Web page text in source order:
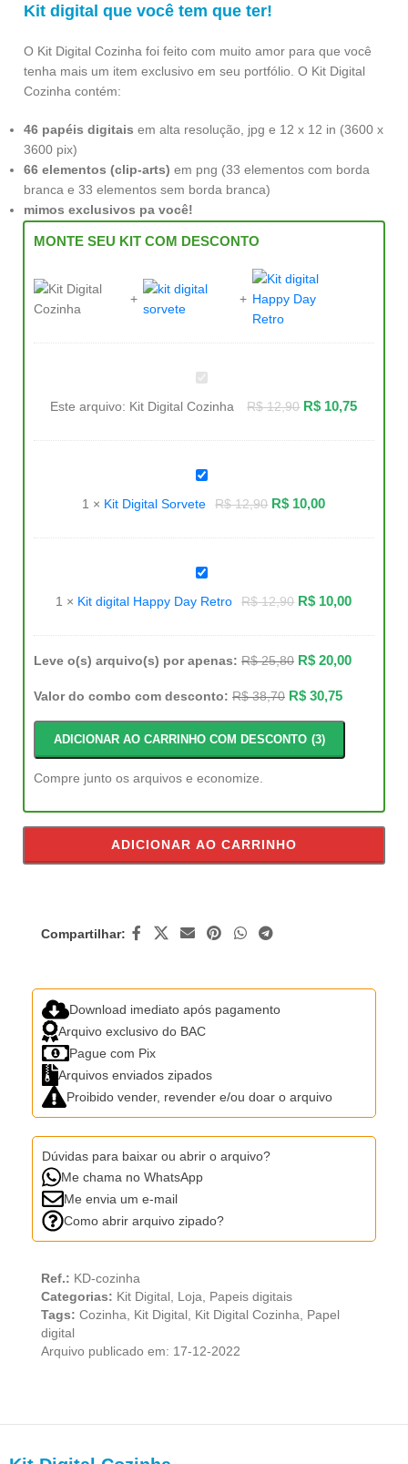
Kit digital que você tem que ter!
O Kit Digital Cozinha foi feito com muito amor para que você
tenha mais um item exclusivo em seu portfólio. O Kit Digital
Cozinha contém:
46 papéis digitais em alta resolução, jpg e 12 x 12 in (3600 x
3600 pix)
66 elementos (clip-arts) em png (33 elementos com borda
branca e 33 elementos sem borda branca)
mimos exclusivos pa você!
MONTE SEU KIT COM DESCONTO
Kit
Digital
Este arquivo: Kit Digital Cozinha R$12,90 R$ 10,75
Kit
Digital
Sorvete
1 × Kit Digital Sorvete R$12,90 R$ 10,00
Kit
digital
Day
1 × Kit digital Happy Day Retro R$12,90 R$ 10,00
Leve o(s) arquivo(s) por apenas: R$25,80 R$ 20,00
Valor do combo com desconto: R$38,70 R$ 30,75
ADICIONAR AO CARRINHO COM DESCONTO 3
Compre junto os arquivos e economize.
ADICIONAR AO CARRINHO
Compartilhar:
Download imediato após pagamento
Arquivo exclusivo do BAC
Pague com Pix
Arquivos enviados zipados
Proibido vender, revender e/ou doar o arquivo
Dúvidas para baixar ou abrir o arquivo?
Me chama no WhatsApp
Me envia um e-mail
Como abrir arquivo zipado?
Ref.: KD-cozinha
Categorias: Kit Digital, Loja, Papeis digitais
Tags: Cozinha, Kit Digital, Kit Digital Cozinha, Papel
digital
Arquivo publicado em: 17-12-2022